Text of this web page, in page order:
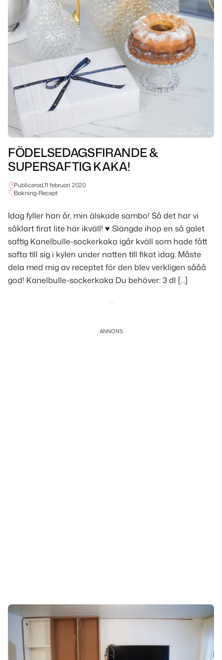
FÖDELSEDAGSFIRANDE &
SUPERSAFTIG KAKA!
Publicerad,11 februari 2020
Bakning•Recept
Idag fyller han år, min älskade sambo! Så det har vi
såklart firat lite här ikväll! ♥ Slängde ihop en så galet
saftig Kanelbulle-sockerkaka igår kväll som hade fått
safta till sig i kylen under natten till fikat idag. Måste
dela med mig av receptet för den blev verkligen sååå
god! Kanelbulle-sockerkaka Du behöver: 3 dl […]